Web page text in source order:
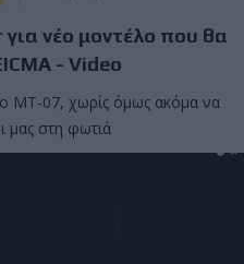
νέο μοντέλο που θα
- Video
MT-07, χωρίς όμως ακόμα να
μας στη φωτιά